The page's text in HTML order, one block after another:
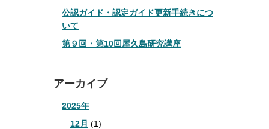
公認ガイド・認定ガイド更新手続きにつ
いて
第９回・第10回屋久島研究講座
アーカイブ
2025年
12月 (1)